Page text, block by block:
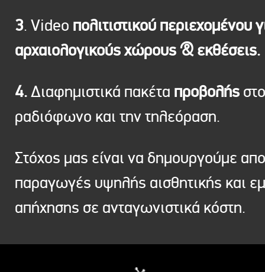
3. Video πολιτιστικού περιεχομένου
αρχαιολογικούς χώρους & εκθέσεις.
4.Διαφημιστικά πακέτα προβολής στο
ραδιόφωνο και την τηλεόραση.
Στόχος μας είναι να δημουργούμε
παραγωγές υψηλής αισθητικής και
απήχησης σε ανταγωνιστικά κόστη.